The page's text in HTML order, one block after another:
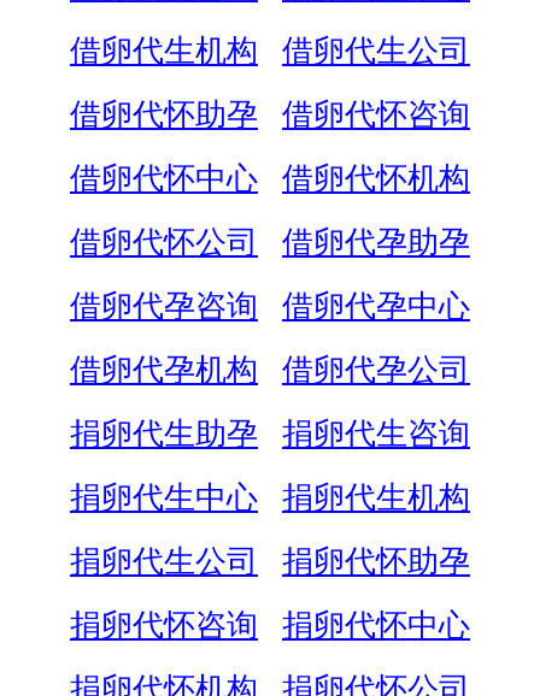
借卵代生机构
借卵代生公司
借卵代怀助孕
借卵代怀咨询
借卵代怀中心
借卵代怀机构
借卵代怀公司
借卵代孕助孕
借卵代孕咨询
借卵代孕中心
借卵代孕机构
借卵代孕公司
捐卵代生助孕
捐卵代生咨询
捐卵代生中心
捐卵代生机构
捐卵代生公司
捐卵代怀助孕
捐卵代怀咨询
捐卵代怀中心
捐卵代怀机构
捐卵代怀公司